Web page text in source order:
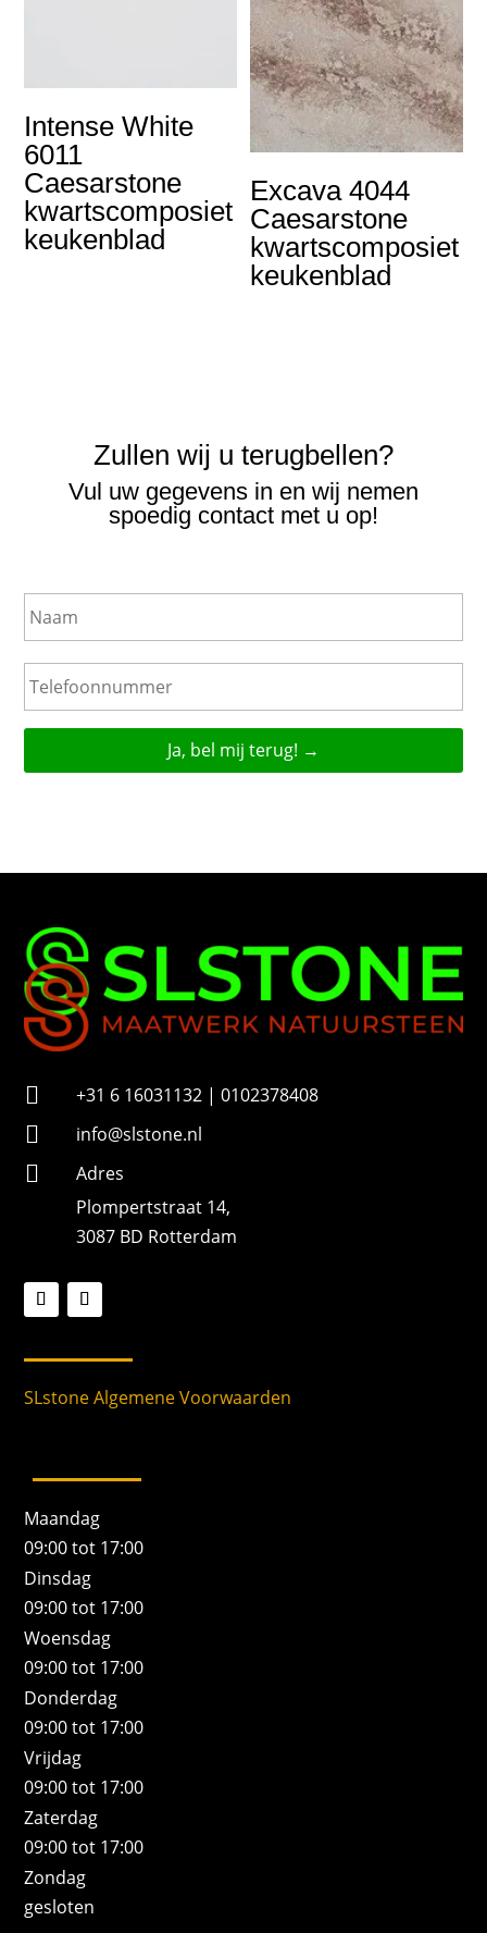
Intense White
6011
Caesarstone
kwartscomposiet
keukenblad
Excava 4044
Caesarstone
kwartscomposiet
keukenblad
Zullen wij u terugbellen?
Vul uw gegevens in en wij nemen
spoedig contact met u op!
N
a
a
T
e
l
e
o
m
r
 +31 6 16031132 | 0102378408
 info@slstone.nl

Adres
Plompertstraat 14,
3087 BD Rotterdam
SLstone Algemene Voorwaarden
Maandag
09:00 tot 17:00
Dinsdag
09:00 tot 17:00
Woensdag
09:00 tot 17:00
Donderdag
09:00 tot 17:00
Vrijdag
09:00 tot 17:00
Zaterdag
09:00 tot 17:00
Zondag
gesloten